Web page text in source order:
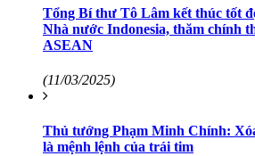
Tổng Bí thư Tô Lâm kết thúc tốt
Nhà nước Indonesia, thăm chính
ASEAN
(11/03/2025)
Thủ tướng Phạm Minh Chính:
là mệnh lệnh của trái tim